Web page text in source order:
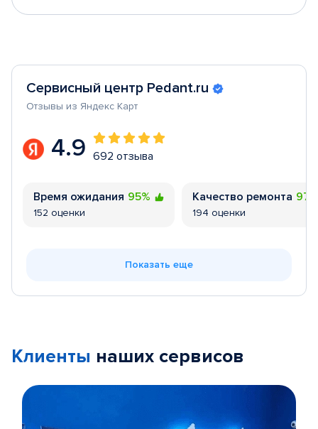
Сервисный центр Pedant.ru
Отзывы из Яндекс Карт
4.9 692 отзыва
Время ожидания 95%
152 оценки
Качество ремонта
194 оценки
Показать еще
Клиенты наших сервисов